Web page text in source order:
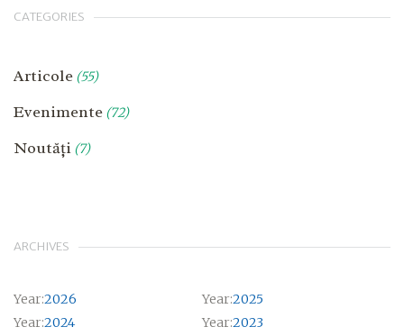
CATEGORIES
Articole (55)
Evenimente (72)
Noutăți (7)
ARCHIVES
Year:2026 Year:2025
Year:2024 Year:2023